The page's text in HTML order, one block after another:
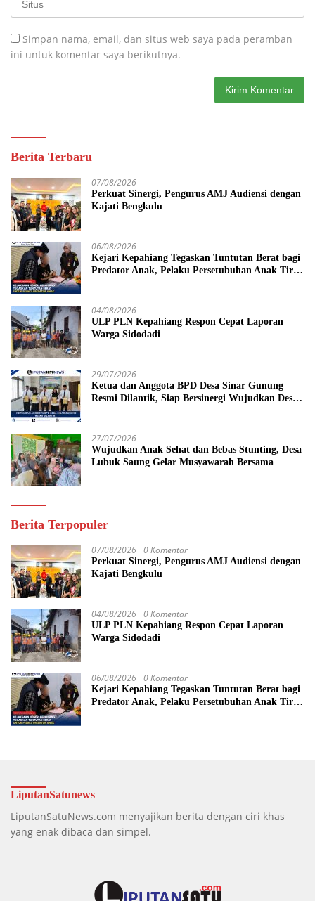
Simpan nama, email, dan situs web saya pada peramban
ini untuk komentar saya berikutnya.
Berita Terbaru
07/08/2026
Perkuat Sinergi, Pengurus AMJ Audiensi dengan
Kajati Bengkulu
06/08/2026
Kejari Kepahiang Tegaskan Tuntutan Berat bagi
Predator Anak, Pelaku Persetubuhan Anak Tiri
04/08/2026
ULP PLN Kepahiang Respon Cepat Laporan
Warga Sidodadi
29/07/2026
Ketua dan Anggota BPD Desa Sinar Gunung
Resmi Dilantik, Siap Bersinergi Wujudkan Desa
27/07/2026
Wujudkan Anak Sehat dan Bebas Stunting, Desa
Lubuk Saung Gelar Musyawarah Bersama
Berita Terpopuler
07/08/2026 0 Komentar
Perkuat Sinergi, Pengurus AMJ Audiensi dengan
Kajati Bengkulu
04/08/2026 0 Komentar
ULP PLN Kepahiang Respon Cepat Laporan
Warga Sidodadi
06/08/2026 0 Komentar
Kejari Kepahiang Tegaskan Tuntutan Berat bagi
Predator Anak, Pelaku Persetubuhan Anak Tiri
LiputanSatunews
LiputanSatuNews.com menyajikan berita dengan ciri khas
yang enak dibaca dan simpel.